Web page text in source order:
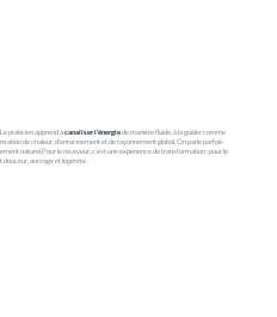
praticien apprend àcanaliser l’énergiede manière fluide, à la guider comme
de chaleur, d’enracinement et de rayonnement global. On parle parfois
naturel.Pour le receveur, c’est une expérience de transformation ; pour le
douceur, ancrage et légèreté.